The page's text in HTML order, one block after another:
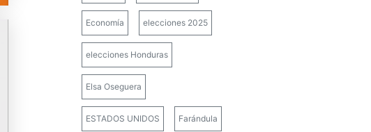
Economía elecciones 2025
elecciones Honduras
Elsa Oseguera
ESTADOS UNIDOS Farándula